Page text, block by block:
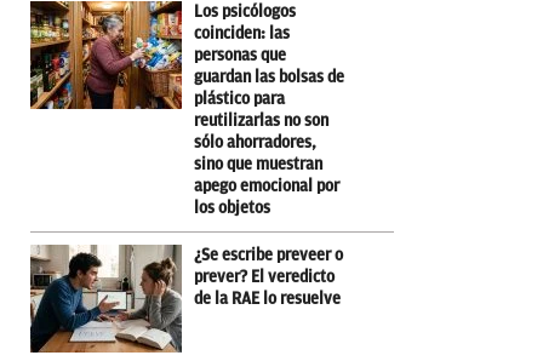
Los psicólogos
coinciden: las
personas que
guardan las bolsas de
plástico para
reutilizarlas no son
sólo ahorradores,
sino que muestran
apego emocional por
los objetos
¿Se escribe preveer o
prever? El veredicto
de la RAE lo resuelve